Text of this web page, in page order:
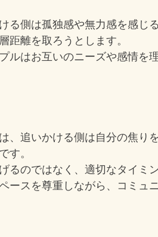
る側は孤独感や無力感を感じ
距離を取ろうとします。
ルはお互いのニーズや感情を
、追いかける側は自分の焦り
す。
るのではなく、適切なタイミ
ースを尊重しながら、コミュ